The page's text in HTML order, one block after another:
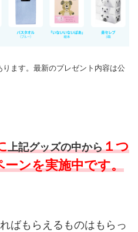
ます。最新のプレゼント内容は公
上記グッズの中から１つ
ンを実施中です。
ばもらえるものはもらっ